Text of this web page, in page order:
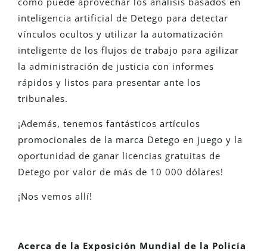
inteligencia artificial de Detego para detectar
vínculos ocultos y utilizar la automatización
inteligente de los flujos de trabajo para agilizar
la administración de justicia con informes
rápidos y listos para presentar ante los
tribunales.
¡Además, tenemos fantásticos artículos
promocionales de la marca Detego en juego y la
oportunidad de ganar licencias gratuitas de
Detego por valor de más de 10 000 dólares!
¡Nos vemos allí!
Acerca de la Exposición Mundial de la Policía